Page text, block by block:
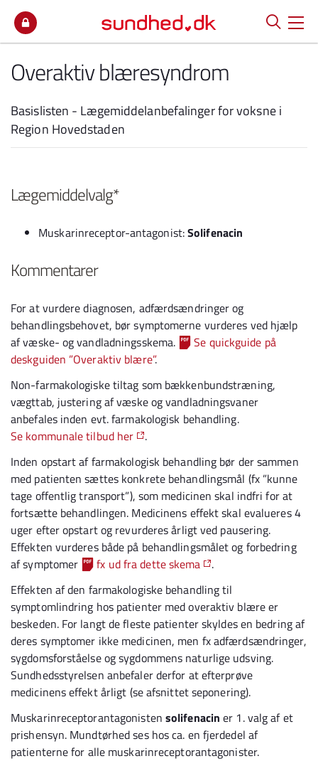
Overaktiv blæresyndrom
Basislisten - Lægemiddelanbefalinger for voksne i
Region Hovedstaden
Lægemiddelvalg*
Muskarinreceptor-antagonist:Solifenacin
Kommentarer
For at vurdere diagnosen, adfærdsændringer og
behandlingsbehovet, bør symptomerne vurderes ved hjælp
af væske- og vandladningsskema.
Se quickguide på
deskguiden ”Overaktiv blære”.
Non-farmakologiske tiltag som bækkenbundstræning,
vægttab, justering af væske og vandladningsvaner
anbefales inden evt. farmakologisk behandling.
Se kommunale tilbud her
.
Inden opstart af farmakologisk behandling bør der sammen
med patienten sættes konkrete behandlingsmål (fx ”kunne
tage offentlig transport”), som medicinen skal indfri for at
fortsætte behandlingen. Medicinens effekt skal evalueres 4
uger efter opstart og revurderes årligt ved pausering.
Effekten vurderes både på behandlingsmålet og forbedring
af symptomer
fx ud fra dette skema
.
Effekten af den farmakologiske behandling til
symptomlindring hos patienter med overaktiv blære er
beskeden. For langt de fleste patienter skyldes en bedring af
deres symptomer ikke medicinen, men fx adfærdsændringer,
sygdomsforståelse og sygdommens naturlige udsving.
Sundhedsstyrelsen anbefaler derfor at efterprøve
medicinens effekt årligt (se afsnittet seponering).
Muskarinreceptorantagonisten solifenacin er 1. valg af et
prishensyn. Mundtørhed ses hos ca. en fjerdedel af
patienterne for alle muskarinreceptorantagonister.